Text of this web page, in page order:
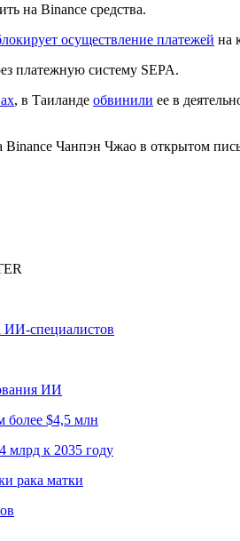
на Binance средства.
осуществление платежей на
платежную систему SEPA.
, в Таиланде обвинили ее в
Binance Чанпэн Чжао в открытом
ИИ-специалистов
ИИ
более $4,5 млн
млрд к 2035 году
рака матки